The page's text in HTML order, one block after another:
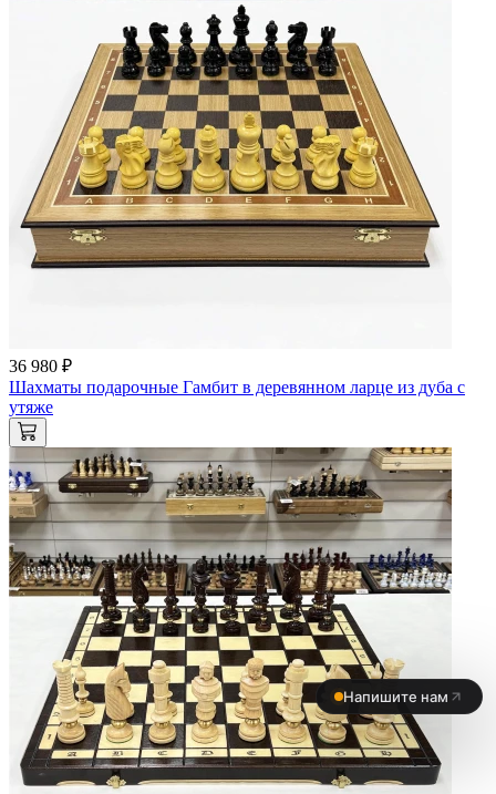
36 980 ₽
Шахматы подарочные Гамбит в деревянном ларце из дуба с
утяже